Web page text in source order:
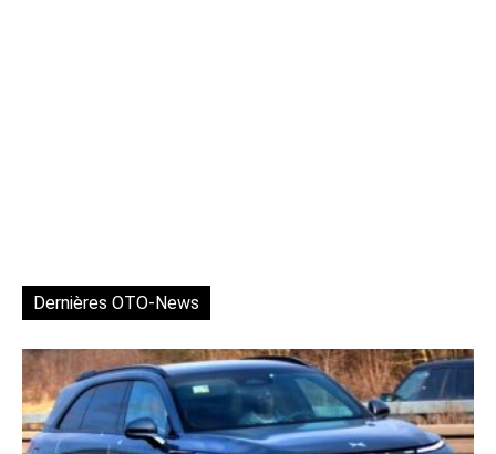
Dernières OTO-News